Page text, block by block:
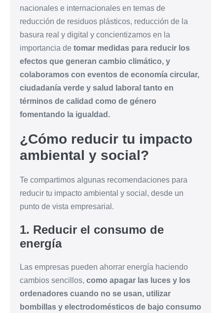
nacionales e internacionales en temas de
reducción de residuos plásticos, reducción de la
basura real y digital y concientizamos en la
importancia de tomar medidas para reducir los
efectos que generan cambio climático, y
colaboramos con eventos de economía circular,
ciudadanía verde y salud laboral tanto en
términos de calidad como de género
fomentando la igualdad.
¿Cómo reducir tu impacto
ambiental y social?
Te compartimos algunas recomendaciones para
reducir tu impacto ambiental y social, desde un
punto de vista empresarial.
1. Reducir el consumo de
energía
Las empresas pueden ahorrar energía haciendo
cambios sencillos, como apagar las luces y los
ordenadores cuando no se usan, utilizar
bombillas y electrodomésticos de bajo consumo